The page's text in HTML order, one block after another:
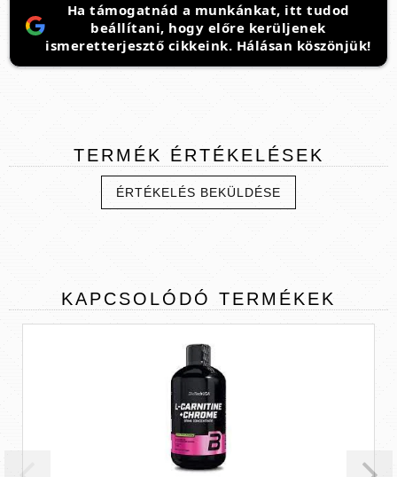
Ha támogatnád a munkánkat, itt tudod
beállítani, hogy előre kerüljenek
ismeretterjesztő cikkeink. Hálásan köszönjük!
TERMÉK ÉRTÉKELÉSEK
ÉRTÉKELÉS BEKÜLDÉSE
KAPCSOLÓDÓ TERMÉKEK